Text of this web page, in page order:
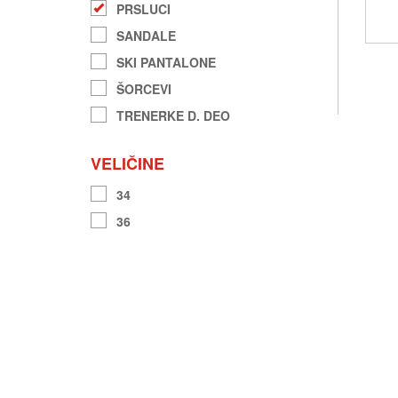
PRSLUCI
SANDALE
SKI PANTALONE
ŠORCEVI
TRENERKE D. DEO
VELIČINE
34
36